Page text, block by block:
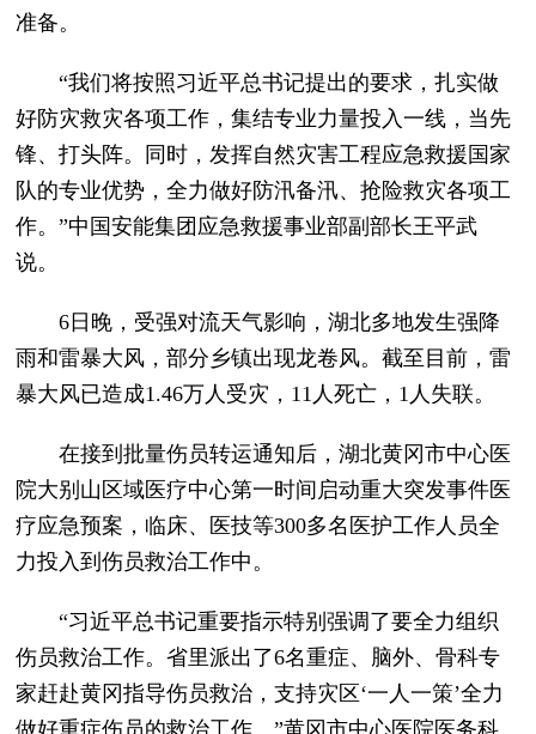
准备。
“我们将按照习近平总书记提出的要求，扎实做
好防灾救灾各项工作，集结专业力量投入一线，当先
锋、打头阵。同时，发挥自然灾害工程应急救援国家
队的专业优势，全力做好防汛备汛、抢险救灾各项工
作。”中国安能集团应急救援事业部副部长王平武
说。
6日晚，受强对流天气影响，湖北多地发生强降
雨和雷暴大风，部分乡镇出现龙卷风。截至目前，雷
暴大风已造成1.46万人受灾，11人死亡，1人失联。
在接到批量伤员转运通知后，湖北黄冈市中心医
院大别山区域医疗中心第一时间启动重大突发事件医
疗应急预案，临床、医技等300多名医护工作人员全
力投入到伤员救治工作中。
“习近平总书记重要指示特别强调了要全力组织
伤员救治工作。省里派出了6名重症、脑外、骨科专
家赶赴黄冈指导伤员救治，支持灾区‘一人一策’全力
做好重症伤员的救治工作。”黄冈市中心医院医务科